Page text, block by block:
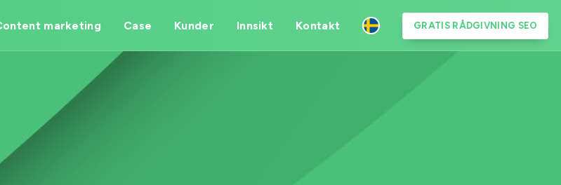
marketing Case Kunder Innsikt Kontakt GRATIS RÅDGIVNING SEO